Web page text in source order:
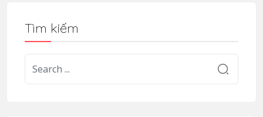
Tìm kiếm